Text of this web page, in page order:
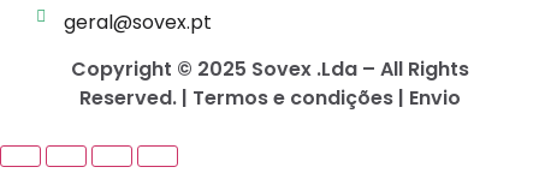
geral@sovex.pt
Copyright © 2025 Sovex .Lda – All Rights
Reserved. | Termos e condições | Envio